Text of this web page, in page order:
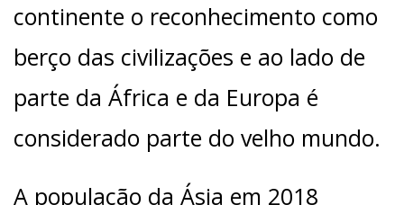
continente o reconhecimento como
berço das civilizações e ao lado de
parte da África e da Europa é
considerado parte do velho mundo.
A população da Ásia em 2018